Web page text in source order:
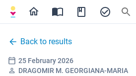
Back to results
25 February 2026
DRAGOMIR M. GEORGIANA-MARIA